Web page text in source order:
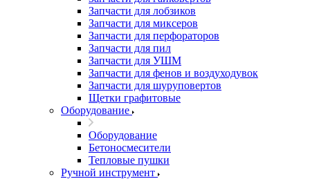
Запчасти для лобзиков
Запчасти для миксеров
Запчасти для перфораторов
Запчасти для пил
Запчасти для УШМ
Запчасти для фенов и воздуходувок
Запчасти для шуруповертов
Щетки графитовые
Оборудование
Оборудование
Бетоносмесители
Тепловые пушки
Ручной инструмент